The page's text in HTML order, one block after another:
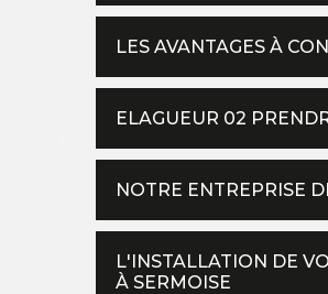
LES AVANTAGES À
ELAGUEUR 02
NOTRE ENTREPRISE
L'INSTALLATION DE
À SERMOISE